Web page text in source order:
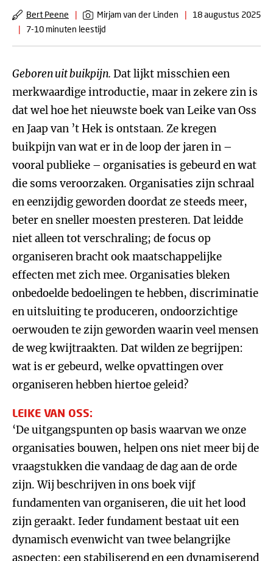
Bert Peene | Mirjam van der Linden |
18 augustus 2025
|
7-10 minuten leestijd
Geboren uit buikpijn. Dat lijkt misschien een
merkwaardige introductie, maar in zekere zin is
dat wel hoe het nieuwste boek van Leike van Oss
en Jaap van ’t Hek is ontstaan. Ze kregen
buikpijn van wat er in de loop der jaren in –
vooral publieke – organisaties is gebeurd en wat
die soms veroorzaken. Organisaties zijn schraal
en eenzijdig geworden doordat ze steeds meer,
beter en sneller moesten presteren. Dat leidde
niet alleen tot verschraling; de focus op
organiseren bracht ook maatschappelijke
effecten met zich mee. Organisaties bleken
onbedoelde bedoelingen te hebben, discriminatie
en uitsluiting te produceren, ondoorzichtige
oerwouden te zijn geworden waarin veel mensen
de weg kwijtraakten. Dat wilden ze begrijpen:
wat is er gebeurd, welke opvattingen over
organiseren hebben hiertoe geleid?
LEIKE VAN OSS:
‘De uitgangspunten op basis waarvan we onze
organisaties bouwen, helpen ons niet meer bij de
vraagstukken die vandaag de dag aan de orde
zijn. Wij beschrijven in ons boek vijf
fundamenten van organiseren, die uit het lood
zijn geraakt. Ieder fundament bestaat uit een
dynamisch evenwicht van twee belangrijke
aspecten: een stabiliserend en een dynamiserend